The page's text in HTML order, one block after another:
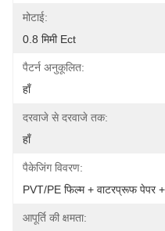
मोटाई:
0.8 मिमी Ect
पैटर्न अनुकूलित:
हाँ
दरवाजे से दरवाजे तक:
हाँ
पैकेजिंग विवरण:
PVT/PE फिल्म + वाटरप्रूफ पेपर
आपूर्ति की क्षमता: